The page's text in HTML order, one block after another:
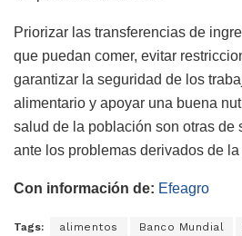
Priorizar las transferencias de
que puedan comer, evitar
garantizar la seguridad de los
alimentario y apoyar una buena
salud de la población son otras de
ante los problemas derivados de
Con información de: Efeagro
Tags: alimentos Banco Mundial